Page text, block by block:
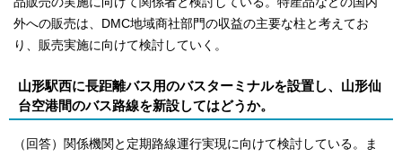
外への販売は、DMC地域商社部門の収益の主要な柱と考えてお
り、販売実施に向けて検討していく。
山形駅西に長距離バス用のバスターミナルを設置し、山形仙
台空港間のバス路線を新設してはどうか。
（回答）関係機関と定期路線運行実現に向けて検討している。ま